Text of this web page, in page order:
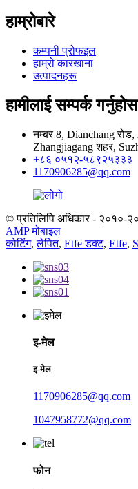
हाम्रोबारे
कम्पनी प्रोफइल
हाम्रो कारखाना
उत्पादनहरू
हामीलाई सम्पर्क गर्नुहोस
नम्बर 8, Dianchang
Zhangjiagang शहर,
+८६ ०५१२-५८९२५३३३
1170906285@qq.com
© प्रतिलिपि अधिकार - २०१०-
AMP मोबाइल
कोटिंग,लेपित, Etfe डक्ट, Etfe,
इ-मेल
इ-मेल
1170906285@qq.com
1047958772@qq.com
फोन